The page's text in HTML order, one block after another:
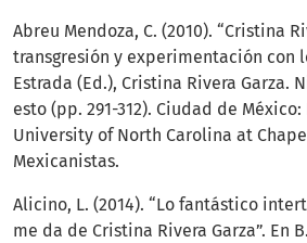
Abreu Mendoza, C. (2010). “Cristina
transgresión y experimentación con
Estrada (Ed.), Cristina Rivera Garza.
esto (pp. 291-312). Ciudad de
University of North Carolina at
Mexicanistas.
Alicino, L. (2014). “Lo fantástico
me da de Cristina Rivera Garza”. En